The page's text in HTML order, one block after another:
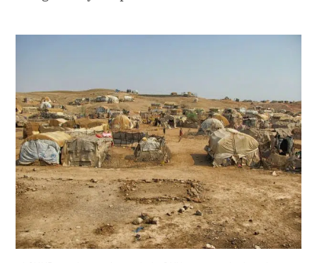
ACNUR es el organismo de la ONU encargado de velar por
los refugiados y desplazados.
La labor de las Naciones Unidas es